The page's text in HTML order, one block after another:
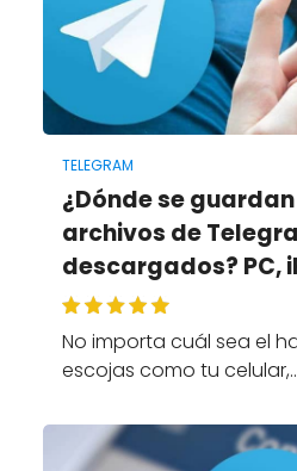
TELEGRAM
¿Dónde se
archivos de
descargados? PC,
No importa cuál sea el
escojas como tu